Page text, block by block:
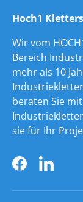
Hoch1
Wir vom
Bereich
mehr als 10
beraten Sie
sie für Ihr
FacebookLinkedIn